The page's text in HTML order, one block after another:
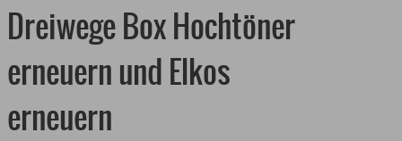
Dreiwege Box Hochtöner
erneuern und Elkos
erneuern